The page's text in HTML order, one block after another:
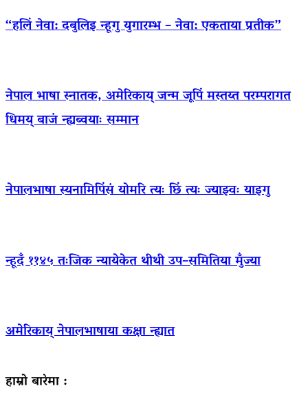
“हलिं नेवा: दबुलिइ न्हूगु युगारम्भ – नेवा: एकताया प्रतीक”
नेपाल भाषा स्नातक, अमेरिकाय् जन्म जूपिं मस्तय्त परम्परागत
धिमय् बाजं न्ह्यब्वयाः सम्मान
नेपालभाषा स्यनामिपिंसं योमरि त्यः छिं त्यः ज्याझ्वः याइगु
न्हूदँ ११४५ तःजिक न्यायेकेत थीथी उप–समितिया मुँज्या
अमेरिकाय् नेपालभाषाया कक्षा न्ह्यात
हाम्रो बारेमा :